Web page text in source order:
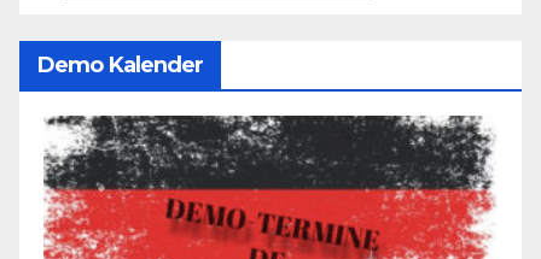
Demo Kalender